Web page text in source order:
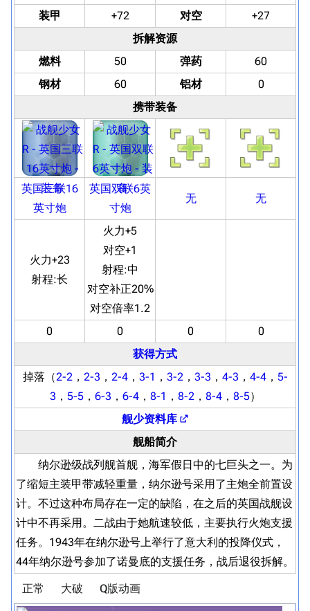
装甲
+72 对空
+27
拆解资源
燃料
50 弹药
60
钢材
60 铝材
0
携带装备
英国三联16
英寸炮
英国双联6英
寸炮
无 无
火力+23
射程:长
火力+5
对空+1
射程:中
对空补正20%
对空倍率1.2
0
0 0
0
获得方式
掉落（2-2， 2-3 ， 2-4， 3-1 ， 3-2， 3-3 ， 4-3 ， 4-4， 5-
3 ， 5-5， 6-3 ， 6-4， 8-1 ， 8-2， 8-4， 8-5）
舰少资料库
舰船简介
纳尔逊级战列舰首舰，海军假日中的七巨头之一。为
了缩短主装甲带减轻重量，纳尔逊号采用了主炮全前置设
计。不过这种布局存在一定的缺陷，在之后的英国战舰设
计中不再采用。二战由于她航速较低，主要执行火炮支援
任务。1943年在纳尔逊号上举行了意大利的投降仪式，
44年纳尔逊号参加了诺曼底的支援任务，战后退役拆解。
正常 大破 Q版动画